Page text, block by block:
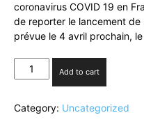
coronavirus COVID 19 en
de reporter le lancement
prévue le 4 avril prochain,
puy
Fou
Add to cart
Category: Uncategorized